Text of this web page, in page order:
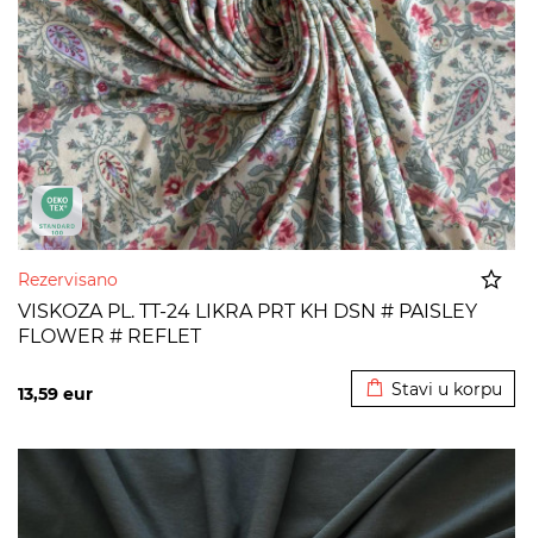
Rezervisano
VISKOZA PL. TT-24 LIKRA PRT KH DSN # PAISLEY
FLOWER # REFLET
13,59 eur Stavi u korpu